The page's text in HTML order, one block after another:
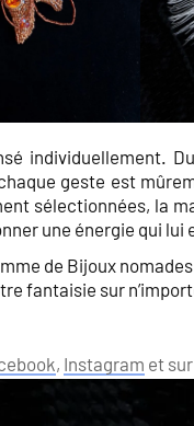
individuellement.
geste est
sélectionnées, la
une énergie qui lui
de Bijoux
fantaisie sur
, Instagram et